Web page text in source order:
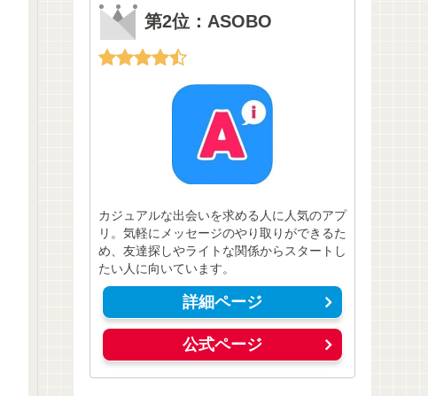
第2位：ASOBO
カジュアルな出会いを求める人に人気のアプ
リ。気軽にメッセージのやり取りができるた
め、友達探しやライトな関係からスタートし
たい人に向いています。
詳細ページ
公式ページ